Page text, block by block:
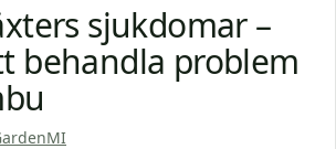
sjukdomar –
behandla problem